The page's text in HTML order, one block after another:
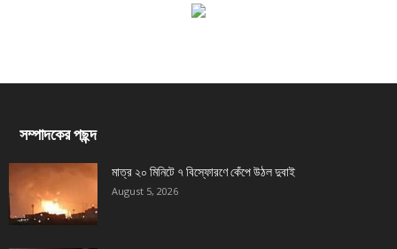
সম্পাদকের পছন্দ
মাত্র ২০ মিনিটে ৭ বিস্ফোরণে কেঁপে উঠল দুবাই
August 5, 2026